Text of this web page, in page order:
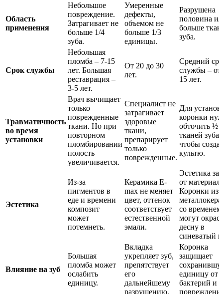
Область
применения
Небольшое
повреждение.
Затрагивает не
больше 1/4
зуба.
Умеренные
дефекты,
объемом не
больше 1/3
единицы.
Разрушена
половина
больше
зуба.
Срок службы
Небольшая
пломба – 7-15
лет. Большая
реставрация –
3-5 лет.
От 20 до 30
лет.
Средний
службы – от
15 лет.
Травматичность
во время
установки
Врач вычищает
только
поврежденные
ткани. Но при
повторном
пломбировании
полость
увеличивается.
Специалист не
затрагивает
здоровые
ткани,
препарирует
только
поврежденные.
Для
коронки
обточить ½
тканей зуба,
чтобы
культю.
Эстетика
Из-за
пигментов в
еде и времени
композит
может
потемнеть.
Керамика E-
max не меняет
цвет, оттенок
соответствует
естественной
эмали.
Эстетика
от
Коронки из
со временем
могут
десну в
синеватый
Влияние на зуб
Большая
пломба может
ослабить
единицу.
Вкладка
укрепляет зуб,
препятствует
его
дальнейшему
разрушению.
Коронка
защищает
единицу от
бактерий и